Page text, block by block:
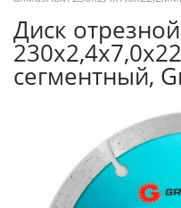
Диск
сегментный,